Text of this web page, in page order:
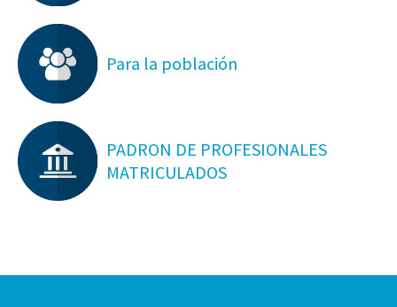
Para la población
PADRON DE PROFESIONALES
MATRICULADOS